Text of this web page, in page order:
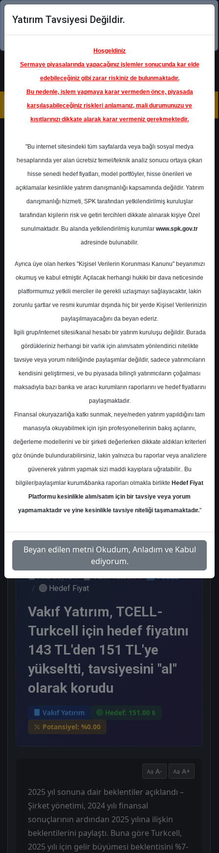
Şimdi uygulamayı indirin!
TCELL- TURKCELL İLETİŞİM
HİZMETLERİ A.Ş.
Hedef Fiyat 151.00 ₺
Getiri
%0.00
0 2
En Yüksek Tahmin
Ortalama Fiyat Tahmini
Ortalama Getiri Potansiyeli
Kurum Sayısı
20
12 1
Üstü Get.
5
Yok
2
Ana Sayfa Vakıf Yatırım
TCELL
Hedef Fiyat
Vakıf Yatırım, TCELL-
Turkcell için hedef fiyatını
143 TL'den 151 TL'ye
yükseltti, tavsiyesini "al"
olarak korudu
Vakıf Yatırım
Hedef: 151.00 ₺
Potansiyel: %0.00
A- A+
2025 yıl sonuna dair beklentiler açıklandı –
Şirket yönetimi, 2024 yılı finansal
sonuçlarının ardından 2025 yılına ilişkin
beklentilerini paylaştı. Buna göre Turkcell,
2025 yılı için gelir büyümesi beklentisini %7-
Yatırım Tavsiyesi Değildir.
Hoşgeldiniz
Sermaye piyasalarında yapacağınız işlemler sonucunda kar elde
edebileceğiniz gibi zarar riskiniz de bulunmaktadır.
Bu nedenle, işlem yapmaya karar vermeden önce, piyasada
karşılaşabileceğiniz riskleri anlamanız, mali durumunuzu ve
kısıtlarınızı dikkate alarak karar vermeniz gerekmektedir.
"Bu internet sitesindeki tüm sayfalarda veya bağlı sosyal medya
hesaplarında yer alan ücretsiz temel/teknik analiz sonucu ortaya çıkan
hisse senedi hedef fiyatları, model portföyler, hisse önerileri ve
açıklamalar kesinlikle yatırım danışmanlığı kapsamında değildir. Yatırım
danışmanlığı hizmeti, SPK tarafından yetkilendirilmiş kuruluşlar
tarafından kişilerin risk ve getiri tercihleri dikkate alınarak kişiye Özel
sunulmaktadır. Bu alanda yetkilendirilmiş kurumlar www.spk.gov.tr
adresinde bulunabilir.
Ayrıca üye olan herkes "Kişisel Verilerin Korunması Kanunu" beyanımızı
okumuş ve kabul etmiştir. Açılacak herhangi hukiki bir dava neticesinde
platformumuz yetkili merciler ile gerekli uzlaşmayı sağlayacaktır, lakin
zorunlu şartlar ve resmi kurumlar dışında hiç bir yerde Kişisel Verilerinizin
paylaşılmayacağını da beyan ederiz.
İlgili grup/internet sitesi/kanal hesabı bir yatırım kuruluşu değildir. Burada
gördükleriniz herhangi bir varlık için alım/satım yönlendirici nitelikte
tavsiye veya yorum niteliğinde paylaşımlar değildir, sadece yatırımcıların
kendisini geliştirmesi, ve bu piyasada bilinçli yatırımcıların çoğalması
maksadıyla bazı banka ve aracı kurumların raporlarını ve hedef fiyatlarını
paylaşmaktadır.
Finansal okuryazarlığa katkı sunmak, neye/neden yatırım yapıldığını tam
manasıyla okuyabilmek için işin profesyonellerinin bakış açılarını,
değerleme modellerini ve bir şirketi değerlerken dikkate aldıkları kriterleri
göz önünde bulundurabilirsiniz, lakin yalnızca bu raporlar veya analizlere
güvenerek yatırım yapmak sizi maddi kayıplara uğratabilir.. Bu
bilgiler/paylaşımlar kurum&banka raporları olmakla birlikte Hedef Fiyat
Platformu kesinlikle alım/satım için bir tavsiye veya yorum
yapmamaktadır ve yine kesinlikle tavsiye niteliği taşımamaktadır."
Beyan edilen metni Okudum, Anladım ve Kabul
ediyorum.